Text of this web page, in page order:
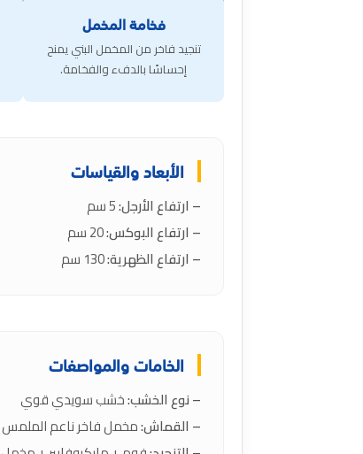
فخامة المخمل
تنجيد فاخر من المخمل البني يمنح
إحساسًا بالدفء والفخامة.
الأبعاد والقياسات
– ارتفاع الأرجل:
– ارتفاع البوكس:
– ارتفاع الظهرية:
الخامات والمواصفات
– نوع الخشب:خشب سويدي قوي
– القماش:مخمل فاخر ناعم الملمس